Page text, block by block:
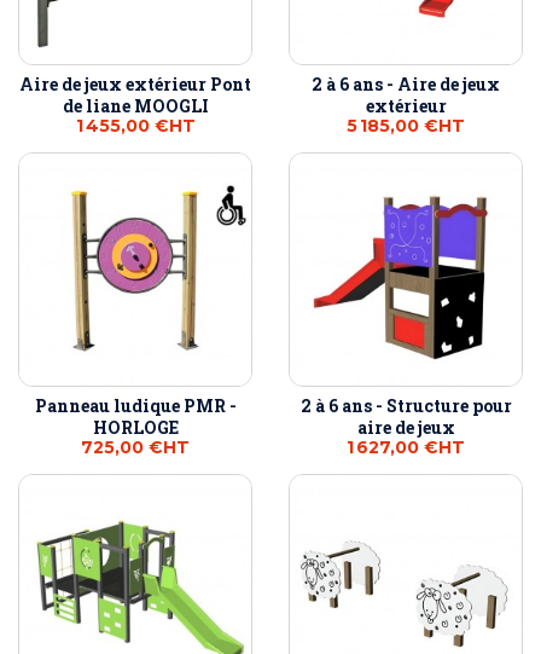
Aire de jeux extérieur Pont
de liane MOOGLI
1 455,00 €HT
2 à 6 ans - Aire de jeux
extérieur
5 185,00 €HT
Panneau ludique PMR -
HORLOGE
725,00 €HT
2 à 6 ans - Structure pour
aire de jeux
1 627,00 €HT